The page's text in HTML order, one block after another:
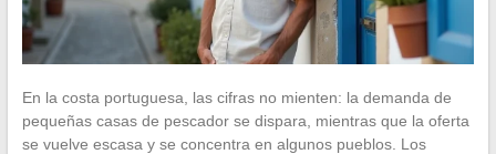
En la costa portuguesa, las cifras no mienten: la demanda de
pequeñas casas de pescador se dispara, mientras que la oferta
se vuelve escasa y se concentra en algunos pueblos. Los